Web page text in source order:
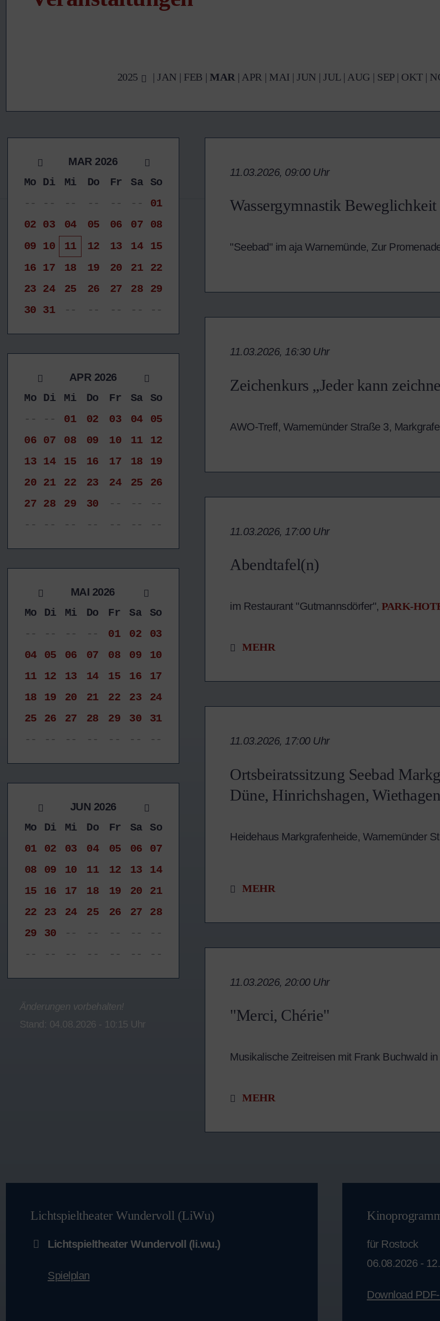
2025 | JAN | FEB | MAR| APR| MAI | JUN | JUL| AUG | SEP| OKT|
MAR 2026
Mo Di Mi Do Fr Sa
So
--
-- -- -- -- --
01
02 03 04 05 06 07
08
09 10 11 12 13 14
15
16 17 18 19 20 21
22
23 24 25 26 27 28
29
30 31 -- -- -- -- --
APR 2026
Mo Di Mi Do Fr Sa
So
--
-- 01 02 03 04
05
06 07 08 09 10 11
12
13 14 15 16 17 18
19
20 21 22 23 24 25
26
27 28 29 30 -- --
--
--
-- -- -- -- -- --
MAI 2026
Mo
Di Mi Do Fr Sa
So
--
-- -- -- 01 02
03
04
05 06 07 08 09
10
11
12 13 14 15 16
17
18
19 20 21 22 23
24
25
26 27 28 29 30
31
--
-- -- -- -- -- --
JUN 2026
Mo
Di Mi Do Fr Sa
So
01
02 03 04 05 06
07
08
09 10 11 12 13
14
15
16 17 18 19 20
21
22
23 24 25 26 27
28
29
30 -- -- -- --
--
--
-- -- -- -- -- --
Änderungen vorbehalten!
Stand: 04.08.2026 - 10:15 Uhr
Wassergymnastik Beweglichkeit
11.03.2026, 09:00 Uhr
"Seebad" im aja Warnemünde, Zur
Zeichenkurs „Jeder kann
11.03.2026, 16:30 Uhr
AWO-Treff, Warnemünder Straße 3,
Abendtafel(n)
11.03.2026, 17:00 Uhr
im Restaurant "Gutmannsdörfer", PARK-
MEHR
Ortsbeiratssitzung Seebad
Düne, Hinrichshagen,
11.03.2026, 17:00 Uhr
Heidehaus Markgrafenheide, Warnemünder
MEHR
"Merci, Chérie"
11.03.2026, 20:00 Uhr
Musikalische Zeitreisen mit Frank Buchwald
MEHR
Lichtspieltheater Wundervoll (LiWu)
Lichtspieltheater Wundervoll (li.wu.)
Spielplan
für Rostock
06.08.2026 -
Download